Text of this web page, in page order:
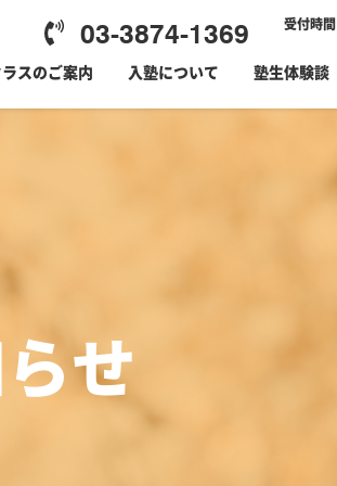
03-3874-1369 受付時間
ラスのご案内 入塾について 塾生体験談
せ